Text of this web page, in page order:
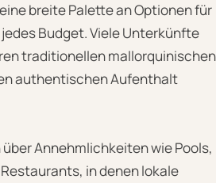
breite Palette an Optionen für
Budget. Viele Unterkünfte
traditionellen mallorquinischen
authentischen Aufenthalt
Annehmlichkeiten wie Pools,
in denen lokale